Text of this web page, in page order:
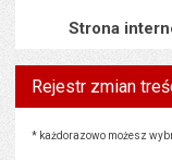
Strona
Rejestr zmian
Rejestr zmian treści
* każdorazowo możesz